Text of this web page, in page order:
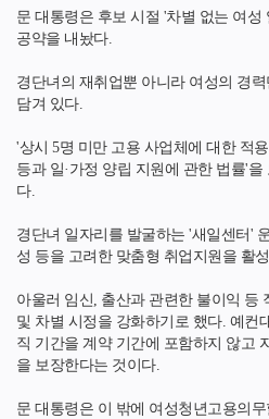
문 대통령은 후보 시절 '차별 없는 여성
공약을 내놨다.
경단녀의 재취업뿐 아니라 여성의 경
담겨 있다.
'상시 5명 미만 고용 사업체에 대한 적
등과 일·가정 양립 지원에 관한 법률'
다.
경단녀 일자리를 발굴하는 '새일센터'
성 등을 고려한 맞춤형 취업지원을 활
아울러 임신, 출산과 관련한 불이익 등
및 차별 시정을 강화하기로 했다. 예컨
직 기간을 계약 기간에 포함하지 않고
을 보장한다는 것이다.
문 대통령은 이 밖에 여성청년고용의